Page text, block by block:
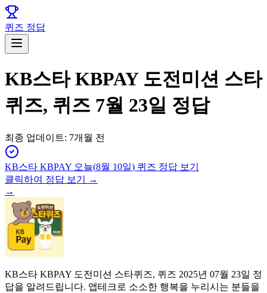
퀴즈 정답
KB스타 KBPAY 도전미션 스타
퀴즈, 퀴즈 7월 23일 정답
최종 업데이트: 7개월 전
KB스타 KBPAY 오늘(8월 10일) 퀴즈 정답 보기
클릭하여 정답 보기 →
→
KB스타 KBPAY 도전미션 스타퀴즈, 퀴즈 2025년 07월 23일 정
답을 알려드립니다. 앱테크로 소소한 행복을 누리시는 분들을